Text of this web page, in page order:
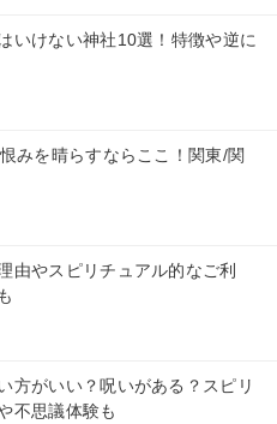
いけない神社10選！特徴や逆に
みを晴らすならここ！関東/関
由やスピリチュアル的なご利
方がいい？呪いがある？スピリ
不思議体験も